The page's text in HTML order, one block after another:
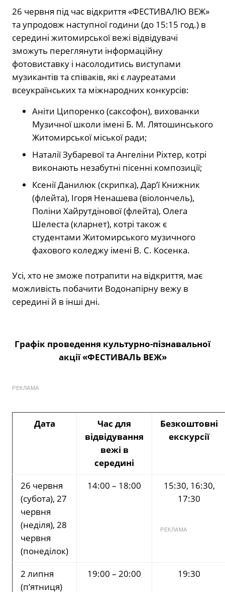
26 червня під час відкриття «ФЕСТИВАЛЮ ВЕЖ»
та упродовж наступної години (до 15:15 год.) в
середині житомирської вежі відвідувачі
зможуть переглянути інформаційну
фотовиставку і насолодитись виступами
музикантів та співаків, які є лауреатами
всеукраїнських та міжнародних конкурсів:
Аніти Ципоренко (саксофон), вихованки
Музичної школи імені Б. М. Лятошинського
Житомирської міської ради;
Наталії Зубаревої та Ангеліни Ріхтер, котрі
виконають незабутні пісенні композиції;
Ксенії Данилюк (скрипка), Дар’ї Книжник
(флейта), Ігоря Ненашева (віолончель),
Поліни Хайрутдінової (флейта), Олега
Шелеста (кларнет), котрі також є
студентами Житомирського музичного
фахового коледжу імені В. С. Косенка.
Усі, хто не зможе потрапити на відкриття, має
можливість побачити Водонапірну вежу в
середині й в інші дні.
Графік проведення культурно-пізнавальної
акції «ФЕСТИВАЛЬ ВЕЖ»
РЕКЛАМА
Дата
Час для
відвідування
вежі в
середині
Безкоштовні
екскурсії
26 червня
(субота), 27
червня
(неділя), 28
червня
(понеділок)
14:00 – 18:00
15:30, 16:30,
17:30
РЕКЛАМА
2 липня
(п’ятниця)
19:00 – 20:00 19:30